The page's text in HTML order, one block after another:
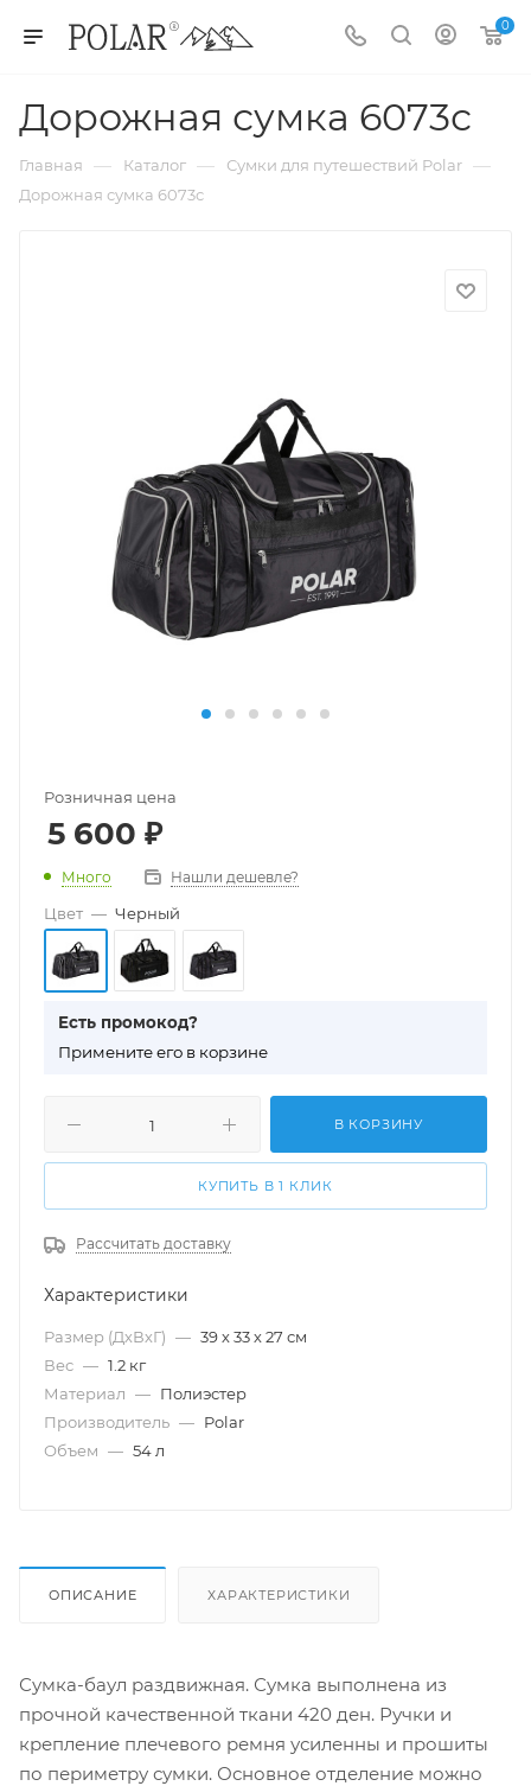
0
Дорожная сумка 6073с
Главная — Каталог — Сумки для путешествий Polar —
Дорожная сумка 6073с
Розничная цена
5 600 ₽
Много Нашли дешевле?
Цвет — Черный
Есть промокод?
Примените его в корзине
В КОРЗИНУ
КУПИТЬ В 1 КЛИК
Рассчитать доставку
Характеристики
Размер (ДхВхГ) — 39 х 33 х 27 см
Вес — 1.2 кг
Материал — Полиэстер
Производитель — Polar
Объем — 54 л
ОПИСАНИЕ ХАРАКТЕРИСТИКИ
Сумка-баул раздвижная. Сумка выполнена из
прочной качественной ткани 420 ден. Ручки и
крепление плечевого ремня усиленны и прошиты
по периметру сумки. Основное отделение можно